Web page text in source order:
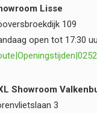
Lisse
109
open tot 17:30
|Openingstijden|
Showroom
3